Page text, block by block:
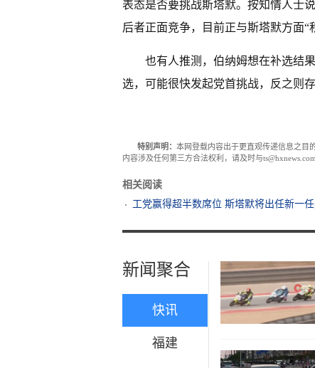
表态是否要挑战斯塔默。按知情人士
后者正面竞争，目前正与斯塔默方面“
也有人推测，伯纳姆想在补选结
选，可能很快发起党首挑战，反之则存
特别声明： 本网登载内容出于更直观传递信息之目
内容涉及任何第三方合法权利，请及时与
相关阅读
工党赢得超半数席位 斯塔默将出任新一
新闻聚合
快讯
福建